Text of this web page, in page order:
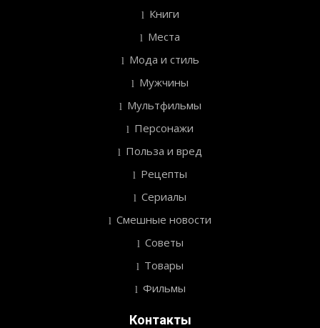
Книги
Места
Мода и стиль
Мужчины
Мультфильмы
Персонажи
Польза и вред
Рецепты
Сериалы
Смешные новости
Советы
Товары
Фильмы
Контакты